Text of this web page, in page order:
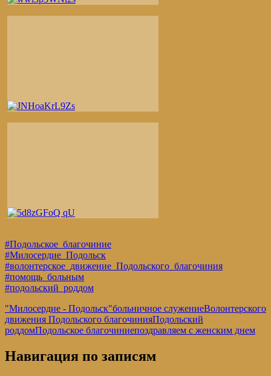
#Подольское_благочиние
#Милосердие_Подольск
#волонтерское_движение_Подольского_благочиния
#помощь_больным
#подольский_роддом
"Милосердие - Подольск"больничное служениеВолонтерского
движения Подольского благочинияПодольский
роддомПодольское благочиниепоздравляем с женским днем
Навигация по записям